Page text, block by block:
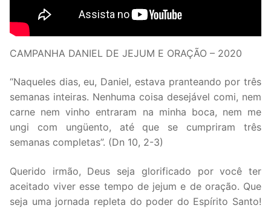
CAMPANHA DANIEL DE JEJUM E ORAÇÃO – 2020
“Naqueles dias, eu, Daniel, estava pranteando por três
semanas inteiras. Nenhuma coisa desejável comi, nem
carne nem vinho entraram na minha boca, nem me
ungi com ungüento, até que se cumpriram três
semanas completas”. (Dn 10, 2-3)
Querido irmão, Deus seja glorificado por você ter
aceitado viver esse tempo de jejum e de oração. Que
seja uma jornada repleta do poder do Espírito Santo!